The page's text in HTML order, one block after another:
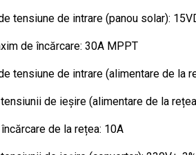
tensiune de intrare (panou solar):
de încărcare: 30A MPPT
tensiune de intrare (alimentare de la
de ieșire (alimentare de la
de la rețea: 10A